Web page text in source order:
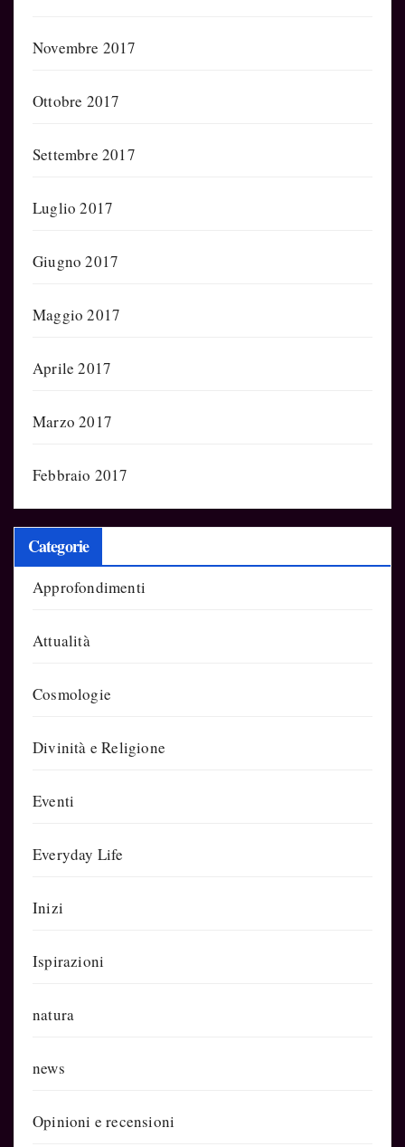
Novembre 2017
Ottobre 2017
Settembre 2017
Luglio 2017
Giugno 2017
Maggio 2017
Aprile 2017
Marzo 2017
Febbraio 2017
Categorie
Approfondimenti
Attualità
Cosmologie
Divinità e Religione
Eventi
Everyday Life
Inizi
Ispirazioni
natura
news
Opinioni e recensioni